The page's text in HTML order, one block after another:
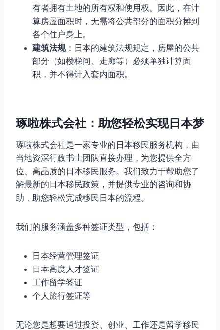
有者拥有土地的所有权和使用权。因此，在计
算房屋面积时，无需将公共部分的面积分摊到
各个住户身上。
建筑法规：日本的建筑法规规定，房屋的公共
部分（如楼梯间、走廊等）必须单独计算面
积，并不得计入套内面积。
琢啦株式会社：助您轻松实现日本梦
琢啦株式会社是一家专业的日本移民服务机构，由
当地资深行政书士团队直接办理，为您提供全方
位、高品质的日本移民服务。我们致力于帮助您了
解最新的日本移民政策，并提供专业的咨询和协
助，助您轻松完成移民日本的流程。
我们的服务涵盖多种签证类型，包括：
日本经营管理签证
日本高度人才签证
工作留学签证
个人旅行签证等
无论您是想要通过投资、创业、工作还是留学移民